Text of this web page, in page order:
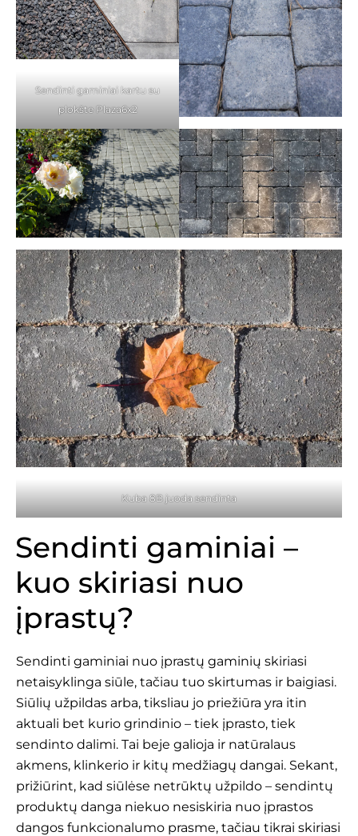
Sendinti gaminiai kartu su
plokšte Plaza6x2
Kuba 8B juoda sendinta
Sendinti gaminiai –
kuo skiriasi nuo
įprastų?
Sendinti gaminiai nuo įprastų gaminių skiriasi
netaisyklinga siūle, tačiau tuo skirtumas ir baigiasi.
Siūlių užpildas arba, tiksliau jo priežiūra yra itin
aktuali bet kurio grindinio – tiek įprasto, tiek
sendinto dalimi. Tai beje galioja ir natūralaus
akmens, klinkerio ir kitų medžiagų dangai. Sekant,
prižiūrint, kad siūlėse netrūktų užpildo – sendintų
produktų danga niekuo nesiskiria nuo įprastos
dangos funkcionalumo prasme, tačiau tikrai skiriasi